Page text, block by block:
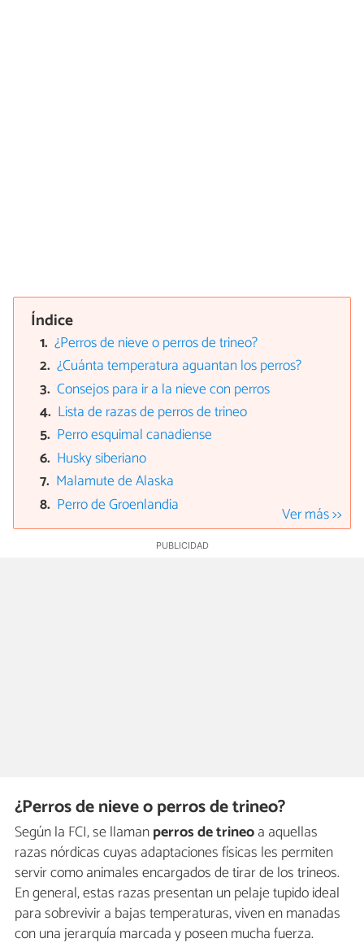
Índice
¿Perros de nieve o perros de trineo?
¿Cuánta temperatura aguantan los perros?
Consejos para ir a la nieve con perros
Lista de razas de perros de trineo
Perro esquimal canadiense
Husky siberiano
Malamute de Alaska
Perro de Groenlandia
Ver más >>
¿Perros de nieve o perros de trineo?
Según la FCI, se llamanperros de trineoa aquellas
razas nórdicas cuyas adaptaciones físicas les permiten
servir como animales encargados de tirar de los trineos.
En general, estas razas presentan un pelaje tupido ideal
para sobrevivir a bajas temperaturas, viven en manadas
con una jerarquía marcada y poseen mucha fuerza.